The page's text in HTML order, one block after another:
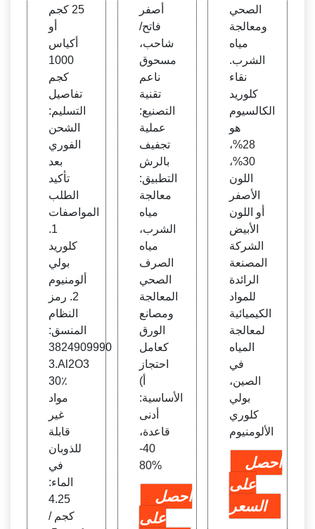
25 كجم
أو
أكياس
1000
كجم
تفاصيل
التسليم:
الشحن
الفوري
بعد
تأكيد
الطلب
المواصفات
1.
كلوريد
بولي
ألومنيوم
2. رمز
النظام
المنسق:
3824909990
3.Al2O3
30٪
مواد
غير
قابلة
للذوبان
في
الماء:
4.25
كجم /
أصفر
فاتح/
شاحب،
مسحوق
ناعم
تقنية
التصنيع:
عملية
تجفيف
بالرش
التطبيق:
معالجة
مياه
الشرب،
مياه
الصرف
الصحي
المعالجة
ومصانع
الورق
كعامل
احتجاز
أ)
الأساسية:
أدنى
قاعدة،
40-
80%
احصل
على
الصحي
ومعالجة
مياه
الشرب.
نقاء
كلوريد
الكالسيوم
هو
28%،
30%،
اللون
الأصفر
أو اللون
الأبيض
الشركة
المصنعة
الرائدة
للمواد
الكيميائية
لمعالجة
المياه
في
الصين،
بولي
كلوري
الألومنيوم
احصل
على
السعر